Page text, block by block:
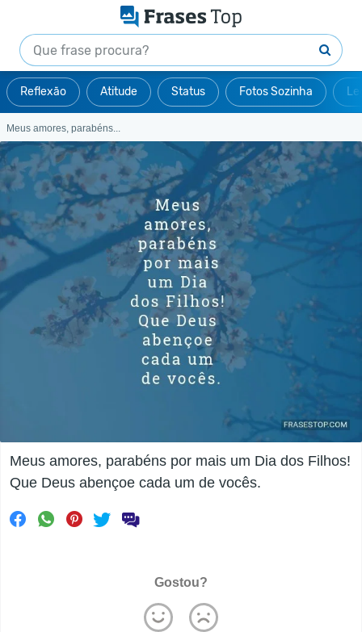
Reflexão Atitude Status Fotos Sozinha
Meus amores, parabéns...
Meus amores, parabéns por mais um Dia dos Filhos!
Que Deus abençoe cada um de vocês.
Gostou?